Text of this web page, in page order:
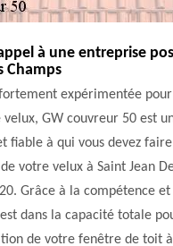
à une entreprise
Champs
expérimentée
velux, GW couvreur 50 est
fiable à qui vous devez
votre velux à Saint Jean
Grâce à la compétence
dans la capacité totale
de votre fenêtre de toit